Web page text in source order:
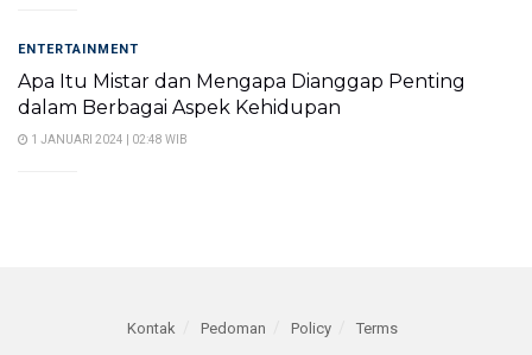
ENTERTAINMENT
Apa Itu Mistar dan Mengapa Dianggap Penting
dalam Berbagai Aspek Kehidupan
1 JANUARI 2024 | 02:48 WIB
Kontak Pedoman Policy Terms